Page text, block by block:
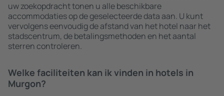
uw zoekopdracht tonen u alle beschikbare
accommodaties op de geselecteerde data aan. U kunt
vervolgens eenvoudig de afstand van het hotel naar het
stadscentrum, de betalingsmethoden en het aantal
sterren controleren.
Welke faciliteiten kan ik vinden in hotels in
Murgon?